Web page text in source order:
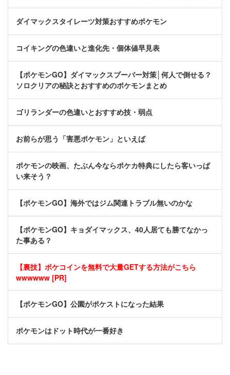
ダイマックスタイレーツ対策おすすめポケモン
コイキングの色違いと進化先・個体値早見表
【ポケモンGO】ダイマックスブーバー対策│何人で倒せる？
ソロクリアの秘訣とおすすめのポケモンまとめ
ゴリランダーの色違いとおすすめ技・弱点
お前らが思う「害悪ポケモン」といえば
ポケモンの映画、たぶん今ならポケカ特典にしたら客いっぱ
い来そう？
【ポケモンGO】海外ではジム関連トラブル無いのかな
【ポケモンGO】キョダイマックス、40人居ても勝てなかっ
た事ある？
【裏技】ポケコインを無料で大量GETする方法がこちら
wwwwww [PR]
【ポケモンGO】公園がポケストになった結果
ポケモンはドット時代が一番好き